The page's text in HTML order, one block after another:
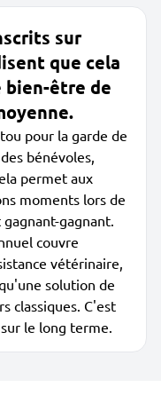
sur
que cela
bien-être de
pour la garde de
bénévoles,
permet aux
moments lors de
gagnant.
couvre
vétérinaire,
solution de
classiques. C'est
le long terme.